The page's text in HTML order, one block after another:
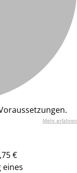
Mehr erfahren
€